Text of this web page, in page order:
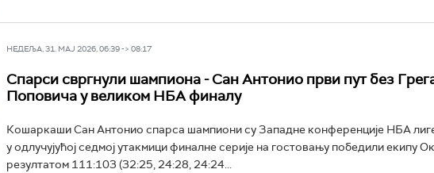
НЕДЕЉА, 31. МАЈ 2026, 06:39 -> 08:17
Спарси свргнули шампиона - Сан Антонио први пут без
Поповича у великом НБА финалу
Кошаркаши Сан Антонио спарса шампиони су Западне конференције НБА
у одлучујућој седмој утакмици финалне серије на гостовању победили екипу
резултатом 111:103 (32:25, 24:28, 24:24...